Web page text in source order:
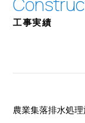
工事実績
農業集落排水処